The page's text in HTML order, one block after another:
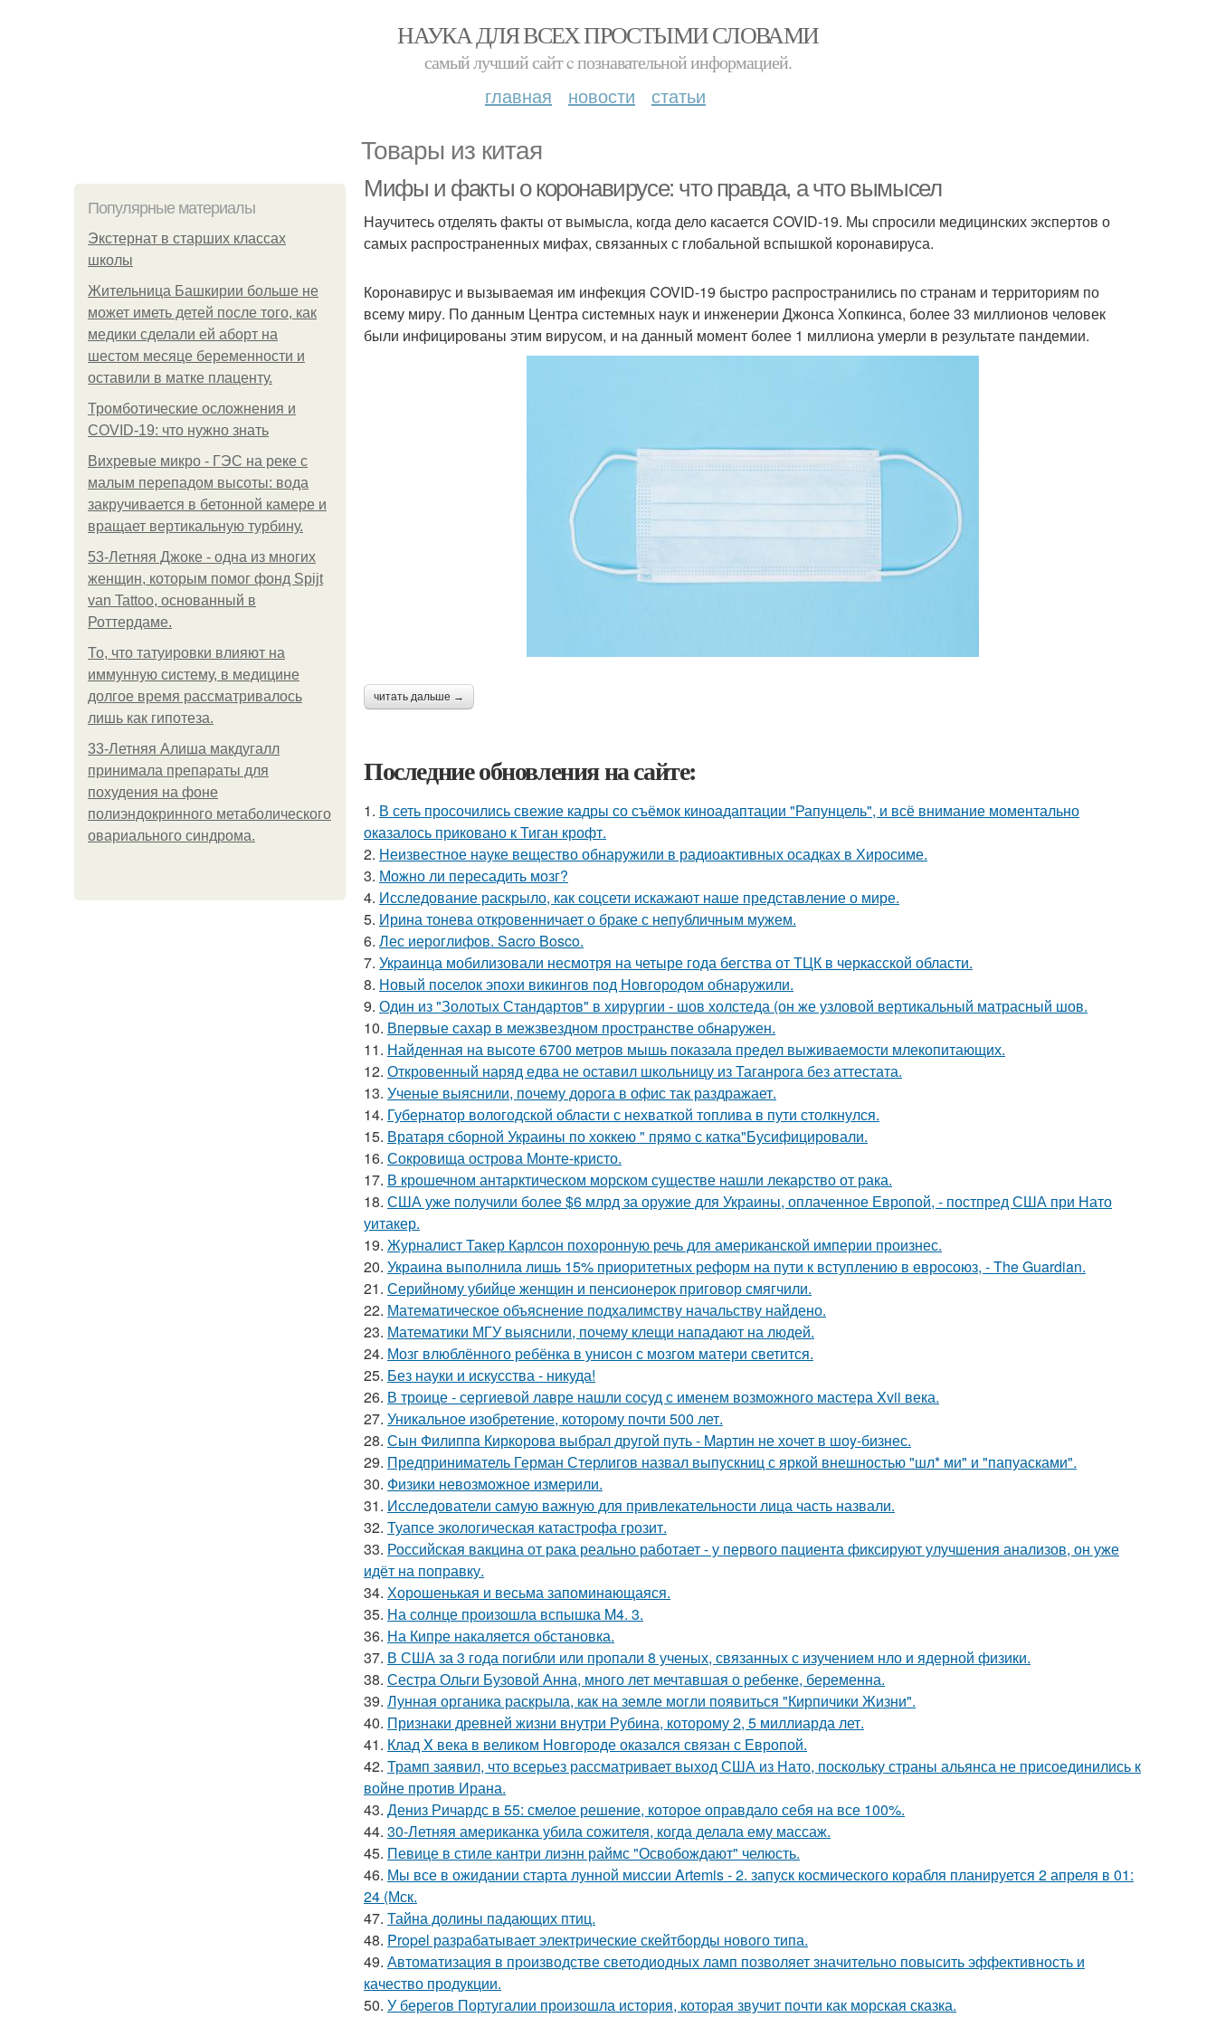
НАУКА ДЛЯ ВСЕХ ПРОСТЫМИ СЛОВАМИ
самый лучший сайт c познавательной информацией.
главная новости статьи
Товары из китая
Популярные материалы
Экстернат в старших классах
школы
Жительница Башкирии больше не
может иметь детей после того, как
медики сделали ей аборт на
шестом месяце беременности и
оставили в матке плаценту.
Тромботические осложнения и
COVID-19: что нужно знать
Вихревые микро - ГЭС на реке с
малым перепадом высоты: вода
закручивается в бетонной камере и
вращает вертикальную турбину.
53-Летняя Джоке - одна из многих
женщин, которым помог фонд Spijt
van Tattoo, основанный в
Роттердаме.
То, что татуировки влияют на
иммунную систему, в медицине
долгое время рассматривалось
лишь как гипотеза.
33-Летняя Алиша макдугалл
принимала препараты для
похудения на фоне
полиэндокринного метаболического
овариального синдрома.
Мифы и факты о коронавирусе: что правда, а что вымысел
Научитесь отделять факты от вымысла, когда дело касается COVID-19. Мы спросили медицинских экспертов о
самых распространенных мифах, связанных с глобальной вспышкой коронавируса.
Коронавирус и вызываемая им инфекция COVID-19 быстро распространились по странам и территориям по
всему миру. По данным Центра системных наук и инженерии Джонса Хопкинса, более 33 миллионов человек
были инфицированы этим вирусом, и на данный момент более 1 миллиона умерли в результате пандемии.
читать дальше →
Последние обновления на сайте:
1. В сеть просочились свежие кадры со съёмок киноадаптации "Рапунцель", и всё внимание моментально
оказалось приковано к Тиган крофт.
2. Неизвестное науке вещество обнаружили в радиоактивных осадках в Хиросиме.
3. Можно ли пересадить мозг?
4. Исследование раскрыло, как соцсети искажают наше представление о мире.
5. Ирина тонева откровенничает о браке с непубличным мужем.
6. Лес иероглифов. Sacro Bosco.
7. Укpaинца мобилизовали несмотря на четыре года бегства от ТЦК в черкасской области.
8. Новый поселок эпохи викингов под Новгородом обнаружили.
9. Один из "Золотых Стандартов" в хирургии - шов холстеда (он же узловой вертикальный матрасный шов.
10. Впервые сахар в межзвездном пространстве обнаружен.
11. Найденная на высоте 6700 метров мышь показала предел выживаемости млекопитающих.
12. Откровенный наряд едва не оставил школьницу из Таганрога без аттестата.
13. Ученые выяснили, почему дорога в офис так раздражает.
14. Губернатор вологодской области с нехваткой топлива в пути столкнулся.
15. Вратаря сборной Украины по хоккею " прямо с катка"Бусифицировали.
16. Сокровища острова Монте-кристо.
17. В крошечном антарктическом морском существе нашли лекарство от рака.
18. США уже получили более $6 млрд за оружие для Украины, оплаченное Европой, - постпред США при Нато
уитакер.
19. Журналист Такер Карлсон похоронную речь для американской империи произнес.
20. Украина выполнила лишь 15% приоритетных реформ на пути к вступлению в евросоюз, - The Guardian.
21. Серийному убийце женщин и пенсионерок приговор смягчили.
22. Математическое объяснение подхалимству начальству найдено.
23. Математики МГУ выяснили, почему клещи нападают на людей.
24. Мозг влюблённого ребёнка в унисон с мозгом матери светится.
25. Без науки и искусства - никуда!
26. В троице - сергиевой лавре нашли сосуд с именем возможного мастера Xvii века.
27. Уникальное изобретение, которому почти 500 лет.
28. Сын Филиппa Киркоровa выбрал другой путь - Mартин не хочет в шоy-бизнес.
29. Предприниматель Герман Стерлигов назвал выпускниц с яркой внешностью "шл* ми" и "папуасками".
30. Физики невозможное измерили.
31. Исследователи самую важную для привлекательности лица часть назвали.
32. Туапсе экологическая катастрофа грозит.
33. Российская вакцина от рака реально работает - у первого пациента фиксируют улучшения анализов, он уже
идёт на поправку.
34. Хорoшенькая и весьма запоминaющаяся.
35. На солнце произошла вспышка M4. 3.
36. На Кипре накаляется обстановка.
37. В США за 3 года погибли или пропали 8 ученых, связанных с изучением нло и ядерной физики.
38. Сестра Ольги Бузовой Анна, много лет мечтавшая о ребенке, беременна.
39. Лунная органика раскрыла, как на земле могли появиться "Кирпичики Жизни".
40. Признаки древней жизни внутри Рубина, которому 2, 5 миллиарда лет.
41. Клад X века в великом Новгороде оказался связан с Европой.
42. Трамп заявил, что всерьез рассматривает выход США из Нато, поскольку страны альянса не присоединились к
войне против Ирана.
43. Дениз Ричардс в 55: смелое решение, которое оправдало себя на все 100%.
44. 30-Летняя американка убила сожителя, когда делала ему массаж.
45. Певице в стиле кантри лиэнн раймс "Освобождают" челюсть.
46. Мы все в ожидании старта лунной миссии Artemis - 2. запуск космического корабля планируется 2 апреля в 01:
24 (Мск.
47. Тайна долины падающих птиц.
48. Propel разрабатывает электрические скейтборды нового типа.
49. Автоматизация в производстве светодиодных ламп позволяет значительно повысить эффективность и
качество продукции.
50. У берегов Португалии произошла история, которая звучит почти как морская сказка.